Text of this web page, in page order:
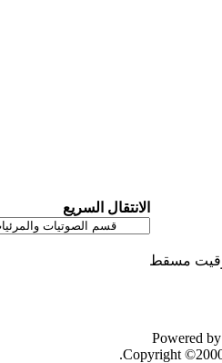
الانتقال السريع
مسقط
Powered
Copyright